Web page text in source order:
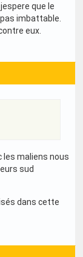
que le
imbattable.
eux.
les maliens nous
sud
dans cette